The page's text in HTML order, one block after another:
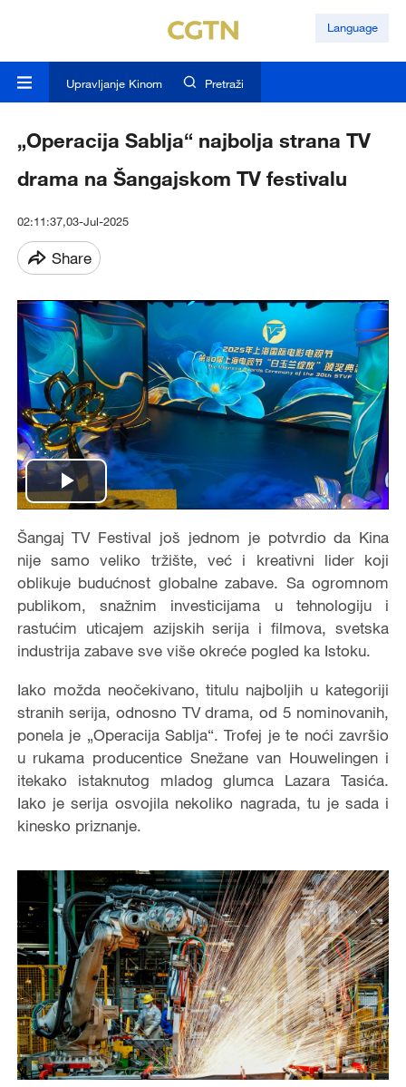
Language
Upravljanje Kinom Pretraži
„Operacija Sablja“ najbolja strana TV
drama na Šangajskom TV festivalu
02:11:37,03-Jul-2025
Share
Play
Video
Šangaj TV Festival još jednom je potvrdio da Kina
nije samo veliko tržište, već i kreativni lider koji
oblikuje budućnost globalne zabave. Sa ogromnom
publikom, snažnim investicijama u tehnologiju i
rastućim uticajem azijskih serija i filmova, svetska
industrija zabave sve više okreće pogled ka Istoku.
Iako možda neočekivano, titulu najboljih u kategoriji
stranih serija, odnosno TV drama, od 5 nominovanih,
ponela je „Operacija Sablja“. Trofej je te noći završio
u rukama producentice Snežane van Houwelingen i
itekako istaknutog mladog glumca Lazara Tasića.
Iako je serija osvojila nekoliko nagrada, tu je sada i
kinesko priznanje.